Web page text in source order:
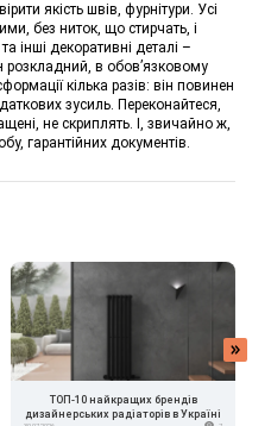
якість швів, фурнітури. Усі
без ниток, що стирчать, і
інші декоративні деталі –
в обов’язковому
кілька разів: він повинен
зусиль. Переконайтеся,
не скриплять. І, звичайно ж,
гарантійних документів.
ТОП-10 найкращих брендів
дизайнерських радіаторів в Україні